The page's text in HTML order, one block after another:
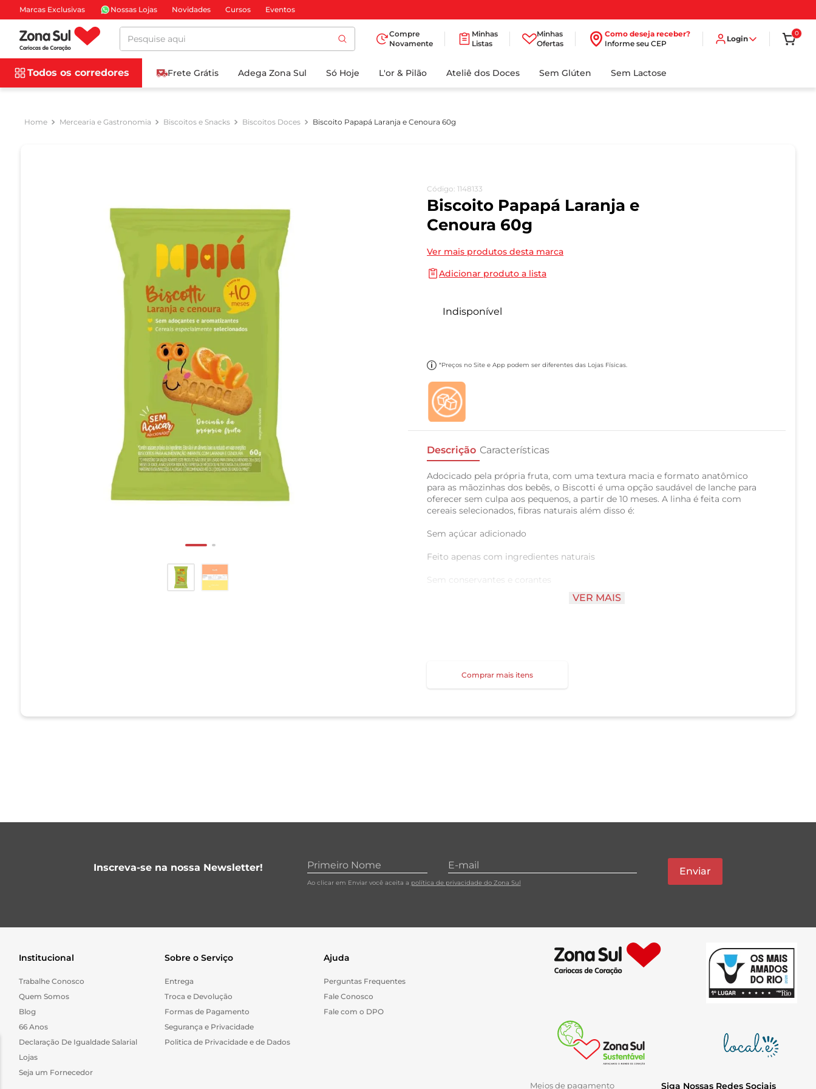
Marcas Exclusivas Nossas Lojas Novidades Cursos Eventos
Pesquise aqui
Compre
Novamente
Minhas
Listas
Minhas
Ofertas
Como deseja receber?
Informe seu CEP
Login
0
Todos os corredores Frete Grátis Adega Zona Sul Só Hoje L'or & Pilão Ateliê dos Doces Sem Glúten Sem Lactose
Mercearia e Gastronomia Biscoitos e Snacks Biscoitos Doces Biscoito Papapá Laranja e Cenoura 60g
Código: 1148133
Biscoito Papapá Laranja e
Cenoura 60g
Ver mais produtos desta marca
Adicionar produto a lista
Indisponível
*Preços no Site e App podem ser diferentes das Lojas Físicas.
Descrição Características
Adocicado pela própria fruta, com uma textura macia e formato anatômico
para as mãozinhas dos bebês, o Biscotti é uma opção saudável de lanche para
oferecer sem culpa aos pequenos, a partir de 10 meses. A linha é feita com
cereais selecionados, fibras naturais além disso é:
Sem açúcar adicionado
Feito apenas com ingredientes naturais
Sem conservantes e corantes
Clean Label (apenas ingredientes que você reconhece)
VER MAIS
Comprar mais itens
Inscreva-se na nossa Newsletter!
Ao clicar em Enviar você aceita a política de privacidade do Zona Sul
Enviar
Institucional
Trabalhe Conosco
Quem Somos
Blog
66 Anos
Declaração De Igualdade Salarial
Lojas
Seja um Fornecedor
Sobre o Serviço
Entrega
Troca e Devolução
Formas de Pagamento
Segurança e Privacidade
Politica de Privacidade e de Dados
Ajuda
Perguntas Frequentes
Fale Conosco
Fale com o DPO
Meios de pagamento Siga Nossas Redes Sociais
BUSCADOS